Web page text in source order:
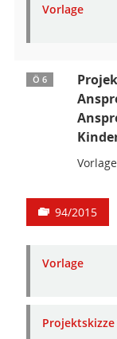
Vorlage
Ö 6
94/2015
Vorlage
Projektskizze